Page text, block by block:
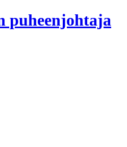
puheenjohtaja